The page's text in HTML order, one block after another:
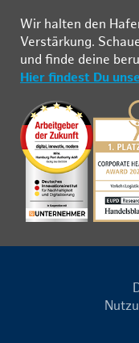
Wir hal­ten den
Ver­stär­kung.
und fin­de deine
Hier findest Du